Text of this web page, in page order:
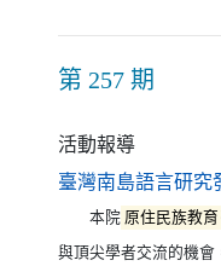
第 257 期
活動報導
臺灣南島語言研究
本院 原住民族教育
與頂尖學者交流的機會